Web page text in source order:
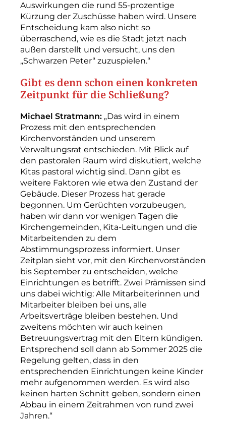
Auswirkungen die rund 55-­prozentige
Kürzung der Zuschüsse haben wird. Unsere
Entscheidung kam also nicht so
überraschend, wie es die Stadt jetzt nach
außen darstellt und versucht, uns den
„Schwarzen Peter“ zuzuspielen.“
Gibt es denn schon einen konkreten
Zeitpunkt für die Schließung?
Michael Stratmann: „Das wird in einem
Prozess mit den entsprechenden
Kirchenvorständen und unserem
Verwaltungsrat entschieden. Mit Blick auf
den pastoralen Raum wird diskutiert, welche
Kitas pastoral wichtig sind. Dann gibt es
weitere Faktoren wie etwa den Zustand der
Gebäude. Dieser Prozess hat gerade
begonnen. Um Gerüchten vorzubeugen,
haben wir dann vor wenigen Tagen die
Kirchengemeinden, Kita-­Leitungen und die
Mitarbeitenden zu dem
Abstimmungsprozess informiert. Unser
Zeitplan sieht vor, mit den Kirchenvorständen
bis September zu entscheiden, welche
Einrichtungen es betrifft. Zwei Prämissen sind
uns dabei wichtig: Alle Mitarbeiterinnen und
Mitarbeiter bleiben bei uns, alle
Arbeitsverträge bleiben bestehen. Und
zweitens möchten wir auch keinen
Betreuungsvertrag mit den Eltern kündigen.
Entsprechend soll dann ab Sommer 2025 die
Regelung gelten, dass in den
entsprechenden Einrichtungen keine Kinder
mehr aufgenommen werden. Es wird also
keinen harten Schnitt geben, sondern einen
Abbau in einem Zeitrahmen von rund zwei
Jahren.“